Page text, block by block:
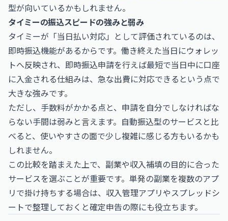
型が向いているかもしれません。
タイミーの振込スピードの強みと弱み
タイミーが「当日払い対応」として評価されているのは、
即時振込機能があるからです。働き終えた当日にウォレッ
トへ反映され、即時振込申請を行えば最短で当日中に口座
に入金される仕組みは、急な出費に対応できるという点で
大きな強みです。
ただし、手数料がかかる点と、申請を自分でしなければな
らない手間は弱みと言えます。自動振込型のサービスと比
べると、使いやすさの面で少し複雑に感じる方もいるかも
しれません。
この比較を踏まえた上で、副業や収入補填の目的に合った
サービスを選ぶことが重要です。単発の副業を複数のアプ
リで掛け持ちする場合は、収入管理アプリやスプレッドシ
ートで整理しておくと確定申告の際にも役立ちます。